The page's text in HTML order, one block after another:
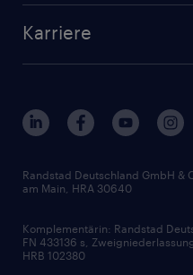
Randstad Akademie
Branchen
Interne Karriere
FAQ - Bewerber / Kunden
Zertifikate und
Karriere
Berufsprofile
Gehaltsthemen
Bewerbungsratgeber
Soft Skills
Skills
Randstad Deutschland GmbH &
am Main, HRA 30640
Komplementärin: Randstad
FN 433136 s,
HRB 102380